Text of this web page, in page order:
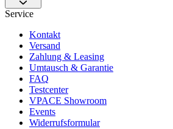
Service
Kontakt
Versand
Zahlung & Leasing
Umtausch & Garantie
FAQ
Testcenter
VPACE Showroom
Events
Widerrufsformular